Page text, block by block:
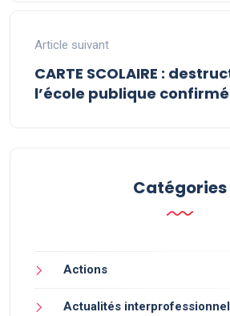
Article suivant
CARTE SCOLAIRE :
l’école publique
Catégories
Actions
Actualités